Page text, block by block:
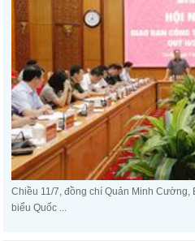
Chiều 11/7, đồng chí Quản Minh
biểu Quốc ...